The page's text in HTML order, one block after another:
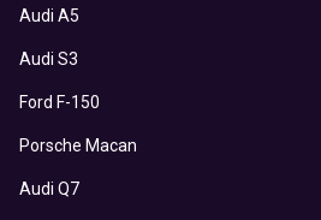
Audi A5
Audi S3
Ford F-150
Porsche Macan
Audi Q7